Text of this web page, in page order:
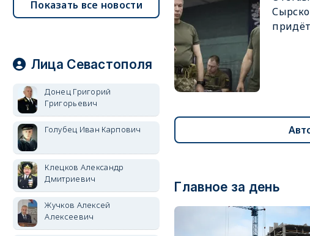
Главное за день
Показать все новости
Лица Севастополя
Донец Григорий
Григорьевич
Голубец Иван Карпович
Клецков Александр
Дмитриевич
Жучков Алексей
Алексеевич